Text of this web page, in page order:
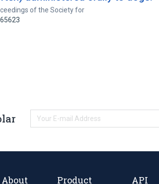
of the Society for
About Product API